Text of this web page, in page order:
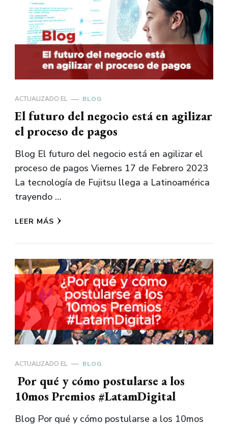
ACTUALIZADO EL BLOG
El futuro del negocio está en agilizar
el proceso de pagos
Blog El futuro del negocio está en agilizar el
proceso de pagos Viernes 17 de Febrero 2023
La tecnología de Fujitsu llega a Latinoamérica
trayendo …
LEER MÁS
ACTUALIZADO EL BLOG
Por qué y cómo postularse a los
10mos Premios #LatamDigital
Blog Por qué y cómo postularse a los 10mos